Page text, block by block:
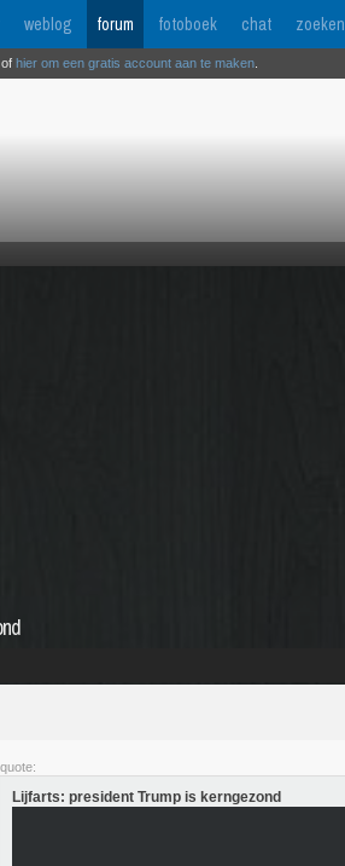
weblog forum fotoboek chat zoeken
of hier om een gratis account aan te maken
quote:
Lijfarts: president Trump is kerngezond